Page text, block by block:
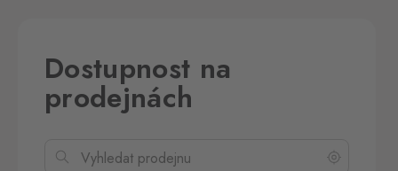
Dostupnost na
prodejnách